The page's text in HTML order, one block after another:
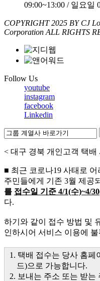
09:00~13:00 / 일요일
COPYRIGHT 2025 BY CJ
Corporation ALL RIGHTS
Follow Us
youtube
instagram
facebook
Linkedin
< 대구 경북 개인고객 택배
■ 최근 코로나19 사태로
주민들에게 기존 3월 제공
를 접수일 기준 4/1(수)~4/
다.
하기와 같이 접수 방법 및
인하시어 서비스 이용에
1. 택배 접수는 당사 홈페
드)으로 가능합니다.
2. 보내는 주소 또는 받는